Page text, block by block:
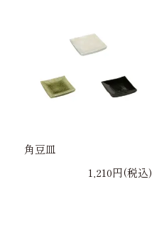
角豆皿
1,210円(税込)